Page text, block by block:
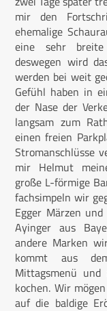
mir den
ehemalige
eine sehr
deswegen wird
werden bei weit
Gefühl haben in
der Nase der
langsam zum
einen freien
Stromanschlüsse
mir Helmut
große L-förmige
fachsimpeln wir
Egger Märzen
Ayinger aus
andere Marken
kommt aus
Mittagsmenü
kochen. Wir
auf die baldige